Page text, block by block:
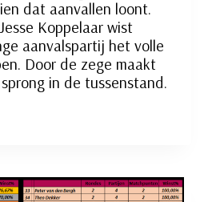
dat aanvallen loont.
Koppelaar wist
aanvalspartij het volle
Door de zege maakt
in de tussenstand.